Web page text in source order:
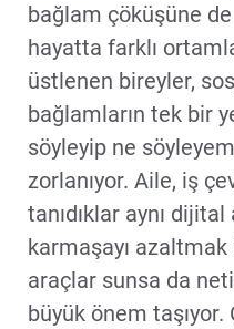
bağlam çöküşüne
hayatta farklı
üstlenen bireyler,
bağlamların tek bir
söyleyip ne
zorlanıyor. Aile, iş
tanıdıklar aynı
karmaşayı
araçlar sunsa da
büyük önem